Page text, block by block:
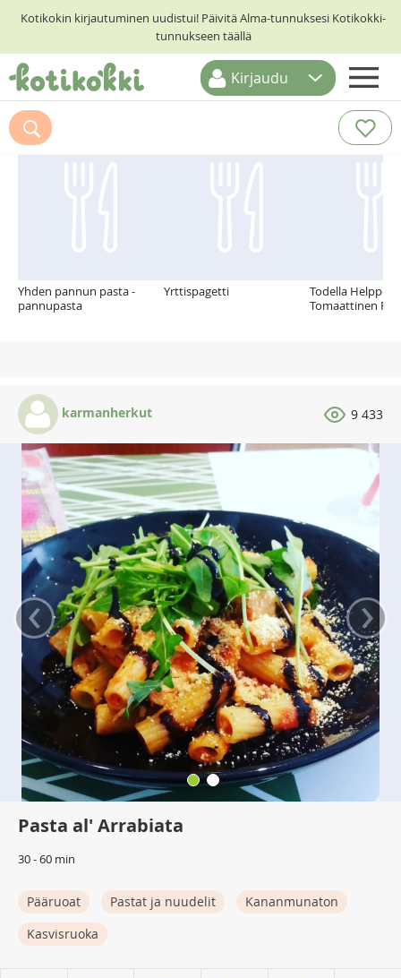
Kotikokin kirjautuminen uudistui! Päivitä Alma-tunnuksesi Kotikokki-
tunnukseen täällä
ETUSIVU
RESEPTIHAKU
Kirjaudu
Suosittelemme myös
Yhden pannun pasta -
pannupasta
Yrttispagetti
Todella Helppo
Tomaattinen
karmanherkut 9 433
‹ ›
Pasta al' Arrabiata
30 - 60 min
Pääruoat Pastat ja nuudelit
Kananmunaton
Kasvisruoka